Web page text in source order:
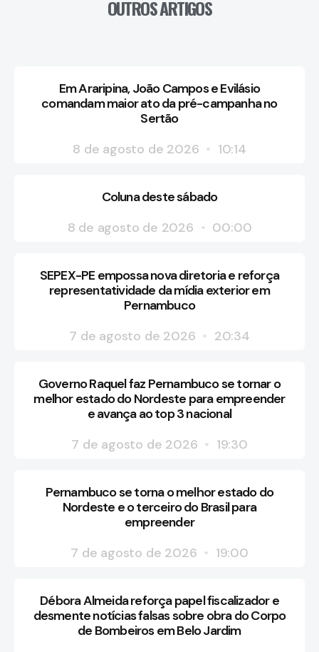
OUTROS ARTIGOS
Em Araripina, João Campos e Evilásio
comandam maior ato da pré-campanha no
Sertão
8 de agosto de 2026
10:14
Coluna deste sábado
8 de agosto de 2026
00:00
SEPEX-PE empossa nova diretoria e reforça
representatividade da mídia exterior em
Pernambuco
7 de agosto de 2026
20:34
Governo Raquel faz Pernambuco se tornar o
melhor estado do Nordeste para empreender
e avança ao top 3 nacional
7 de agosto de 2026
19:30
Pernambuco se torna o melhor estado do
Nordeste e o terceiro do Brasil para
empreender
7 de agosto de 2026
19:00
Débora Almeida reforça papel fiscalizador e
desmente notícias falsas sobre obra do Corpo
de Bombeiros em Belo Jardim